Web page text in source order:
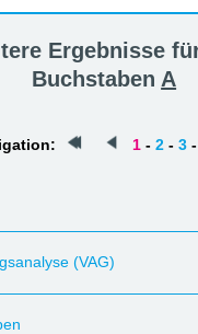
Ergebnisse
Buchstaben A
1 - 2 - 3 -
(VAG)